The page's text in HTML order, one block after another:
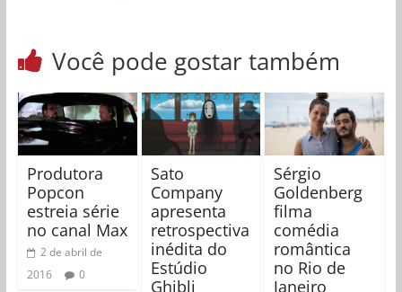
Você pode gostar também
Produtora
Popcon
estreia série
no canal Max
2 de abril de
2016
0
Sato
Company
apresenta
retrospectiva
inédita do
Estúdio
Ghibli
Sérgio
Goldenberg
filma
comédia
romântica
no Rio de
Janeiro